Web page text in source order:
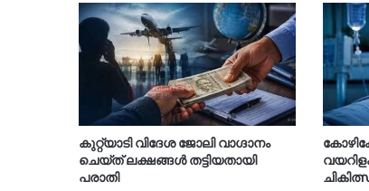
കുറ്റ്യാടി വിദേശ ജോലി വാഗ്ദാനം
ചെയ്ത് ലക്ഷങ്ങൾ തട്ടിയതായി
പരാതി